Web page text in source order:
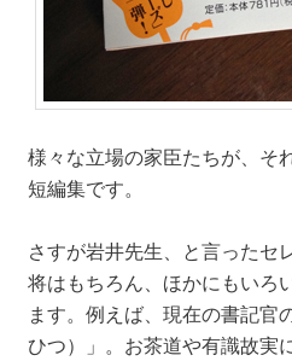
様々な立場の家臣たちが、そ
短編集です。
さすが岩井先生、と言ったセ
将はもちろん、ほかにもいろ
ます。例えば、現在の書記官
ひつ）」。お茶道や有識故実